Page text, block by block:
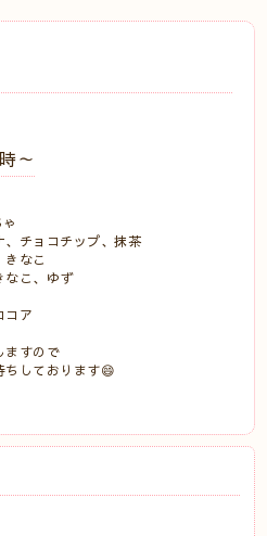
～
チョコチップ、抹茶
なこ
なこ、ゆず
コア
ますので
しております😄